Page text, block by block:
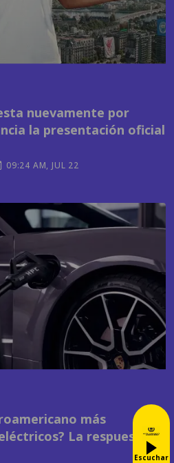
nuevamente por
la presentación oficial
09:24 AM, JUL 22
más
La respuesta te
Escuchar